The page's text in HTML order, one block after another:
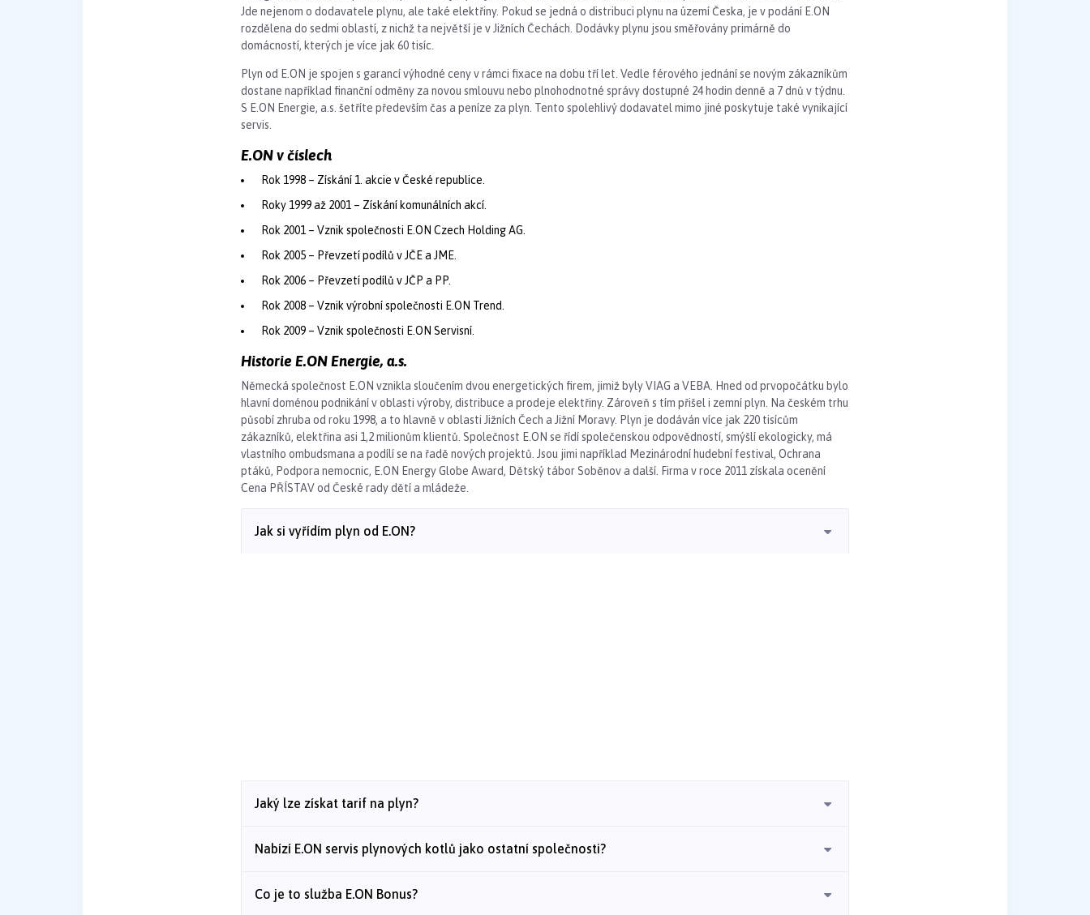
Jde nejenom o dodavatele plynu, ale také elektřiny. Pokud se jedná o distribuci plynu na území Česka, je v podání E.ON
rozdělena do sedmi oblastí, z nichž ta největší je v Jižních Čechách. Dodávky plynu jsou směřovány primárně do
domácností, kterých je více jak 60 tisíc.
Plyn od E.ON je spojen s garancí výhodné ceny v rámci fixace na dobu tří let. Vedle férového jednání se novým zákazníkům
dostane například finanční odměny za novou smlouvu nebo plnohodnotné správy dostupné 24 hodin denně a 7 dnů v týdnu.
S E.ON Energie, a.s. šetříte především čas a peníze za plyn. Tento spolehlivý dodavatel mimo jiné poskytuje také vynikající
servis.
E.ON v číslech
Rok 1998 – Získání 1. akcie v České republice.
Roky 1999 až 2001 – Získání komunálních akcí.
Rok 2001 – Vznik společnosti E.ON Czech Holding AG.
Rok 2005 – Převzetí podílů v JČE a JME.
Rok 2006 – Převzetí podílů v JČP a PP.
Rok 2008 – Vznik výrobní společnosti E.ON Trend.
Rok 2009 – Vznik společnosti E.ON Servisní.
Historie E.ON Energie, a.s.
Německá společnost E.ON vznikla sloučením dvou energetických firem, jimiž byly VIAG a VEBA. Hned od prvopočátku bylo
hlavní doménou podnikání v oblasti výroby, distribuce a prodeje elektřiny. Zároveň s tím přišel i zemní plyn. Na českém trhu
působí zhruba od roku 1998, a to hlavně v oblasti Jižních Čech a Jižní Moravy. Plyn je dodáván více jak 220 tisícům
zákazníků, elektřina asi 1,2 milionům klientů. Společnost E.ON se řídí společenskou odpovědností, smýšlí ekologicky, má
vlastního ombudsmana a podílí se na řadě nových projektů. Jsou jimi například Mezinárodní hudební festival, Ochrana
ptáků, Podpora nemocnic, E.ON Energy Globe Award, Dětský tábor Soběnov a další. Firma v roce 2011 získala ocenění
Cena PŘÍSTAV od České rady dětí a mládeže.
Jak si vyřídím plyn od E.ON?
Jaký lze získat tarif na plyn?
Nabízí E.ON servis plynových kotlů jako ostatní společnosti?
Co je to služba E.ON Bonus?